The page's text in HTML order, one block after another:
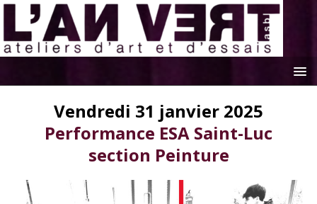
Vendredi 31 janvier 2025
Performance ESA Saint-Luc
section Peinture